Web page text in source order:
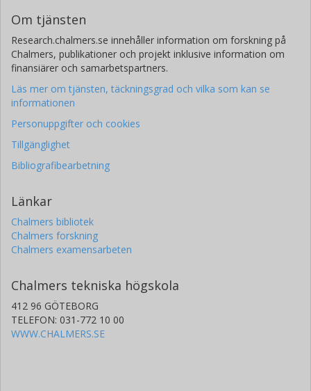
Om tjänsten
Research.chalmers.se innehåller information om forskning på
Chalmers, publikationer och projekt inklusive information om
finansiärer och samarbetspartners.
Läs mer om tjänsten, täckningsgrad och vilka som kan se
informationen
Personuppgifter och cookies
Tillgänglighet
Bibliografibearbetning
Länkar
Chalmers bibliotek
Chalmers forskning
Chalmers examensarbeten
Chalmers tekniska högskola
412 96 GÖTEBORG
TELEFON: 031-772 10 00
WWW.CHALMERS.SE